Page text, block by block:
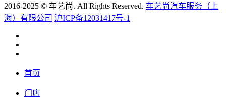
2016-2025 © 车艺尚. All Rights Reserved. 车艺尚汽车服务（上
海）有限公司 沪ICP备12031417号-1
首页
门店